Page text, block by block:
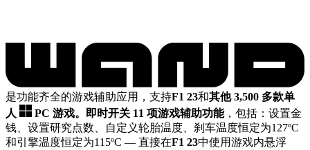
是功能齐全的游戏辅助应用，支持F1 23和其他 3,500 多款单
人
PC 游戏。 即时开关 11 项游戏辅助功能，包括：设置金
钱、设置研究点数、自定义轮胎温度、刹车温度恒定为127ºC
和引擎温度恒定为115ºC — 直接在F1 23中使用游戏内悬浮